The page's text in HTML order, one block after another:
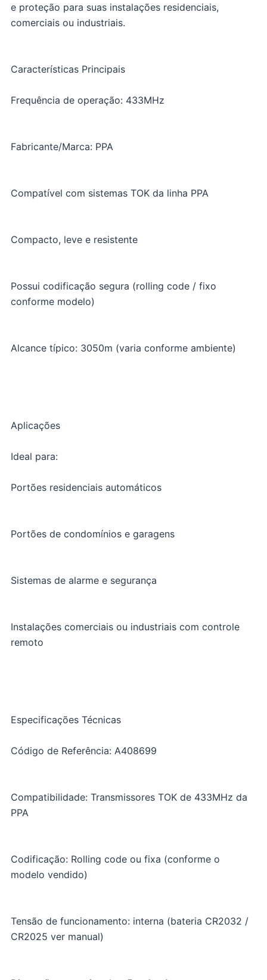
e proteção para suas instalações residenciais,
comerciais ou industriais.
Características Principais
Frequência de operação: 433MHz
Fabricante/Marca: PPA
Compatível com sistemas TOK da linha PPA
Compacto, leve e resistente
Possui codificação segura (rolling code / fixo
conforme modelo)
Alcance típico: 3050m (varia conforme ambiente)
Aplicações
Ideal para:
Portões residenciais automáticos
Portões de condomínios e garagens
Sistemas de alarme e segurança
Instalações comerciais ou industriais com controle
remoto
Especificações Técnicas
Código de Referência: A408699
Compatibilidade: Transmissores TOK de 433MHz da
PPA
Codificação: Rolling code ou fixa (conforme o
modelo vendido)
Tensão de funcionamento: interna (bateria CR2032 /
CR2025 ver manual)